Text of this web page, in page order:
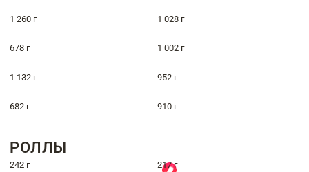
1 260 г 1 028 г
678 г 1 002 г
1 132 г 952 г
682 г 910 г
РОЛЛЫ
242 г 217 г